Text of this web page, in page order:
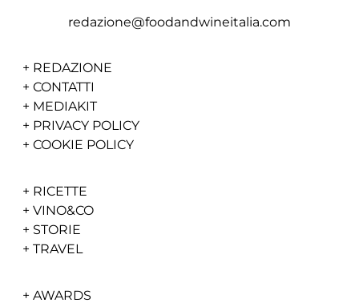
redazione@foodandwineitalia.com
+ REDAZIONE
+ CONTATTI
+ MEDIAKIT
+ PRIVACY POLICY
+ COOKIE POLICY
+ RICETTE
+ VINO&CO
+ STORIE
+ TRAVEL
+ AWARDS